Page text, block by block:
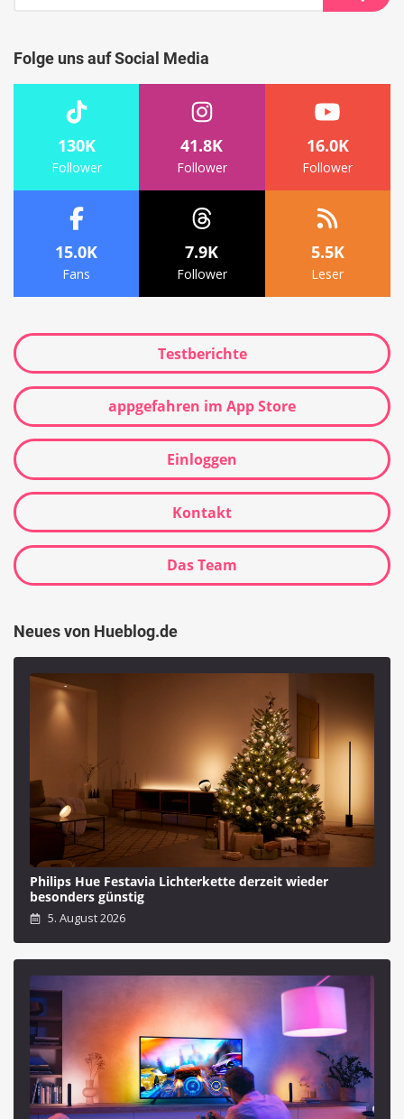
Suche
Folge uns auf Social Media
130K
Follower
41.8K
Follower
16.0K
Follower
15.0K
Fans
7.9K
Follower
5.5K
Leser
Testberichte
appgefahren im App Store
Einloggen
Kontakt
Das Team
Neues von Hueblog.de
Philips Hue Festavia Lichterkette derzeit wieder
besonders günstig
5. August 2026